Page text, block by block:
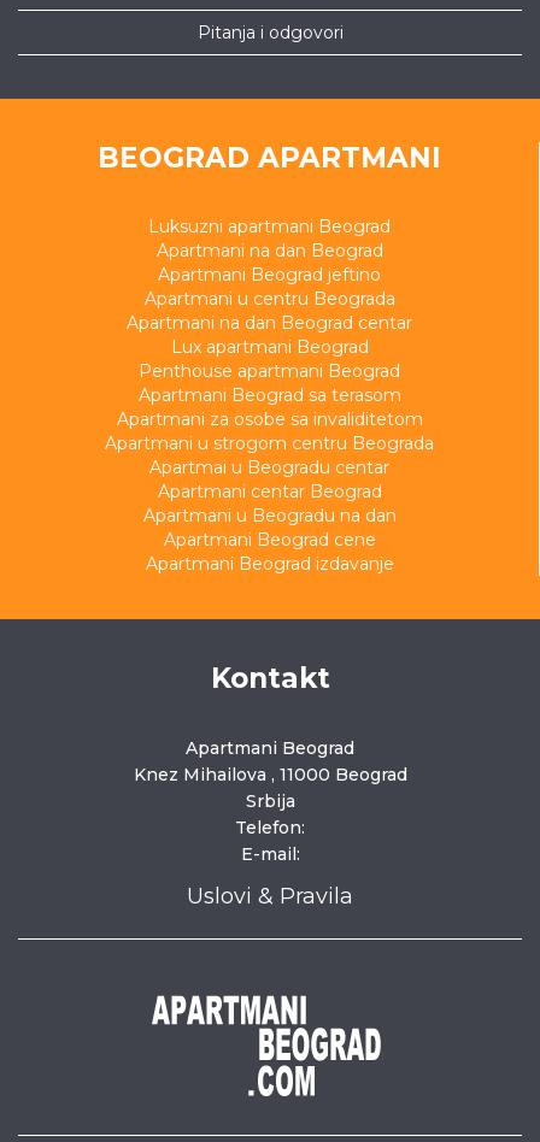
Pitanja i odgovori
BEOGRAD APARTMANI
Luksuzni apartmani Beograd
Apartmani na dan Beograd
Apartmani Beograd jeftino
Apartmani u centru Beograda
Apartmani na dan Beograd centar
Lux apartmani Beograd
Penthouse apartmani Beograd
Apartmani Beograd sa terasom
Apartmani za osobe sa invaliditetom
Apartmani u strogom centru Beograda
Apartmai u Beogradu centar
Apartmani centar Beograd
Apartmani u Beogradu na dan
Apartmani Beograd cene
Apartmani Beograd izdavanje
Kontakt
Apartmani Beograd
Knez Mihailova , 11000 Beograd
Srbija
Telefon:
E-mail:
Uslovi & Pravila